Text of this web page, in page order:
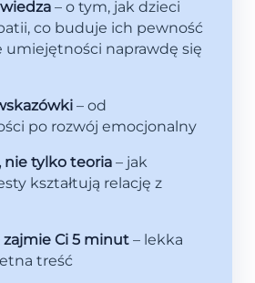
– o tym, jak dzieci
co buduje ich pewność
umiejętności naprawdę się
– od
po rozwój emocjonalny
nie tylko teoria– jak
kształtują relację z
zajmie Ci 5 minut– lekka
treść